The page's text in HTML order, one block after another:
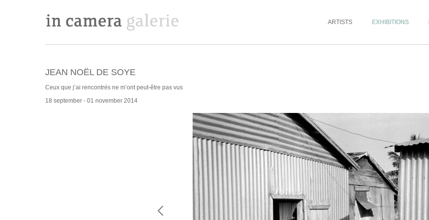
ARTISTS EXHIBITIONS
JEAN NOËL DE SOYE
Ceux que j’ai rencontrés ne m’ont peut-être pas vus
18 september - 01 november 2014